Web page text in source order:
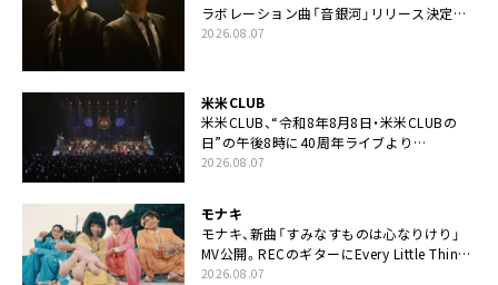
ラボレーション曲「音銀河」リリース決定。
カップリングには新曲「命の宿り」収録も
2026.08.07
米米CLUB
米米CLUB、“令和8年8月8日・米米CLUBの
日”の午後8時に40周年ライブより
「FANtachy medley」を88年限定公開
2026.08.07
モナキ
モナキ、新曲「すみなすものは心なりけり」
MV公開。RECのギターにEvery Little Thing・
伊藤一朗参加も
2026.08.07